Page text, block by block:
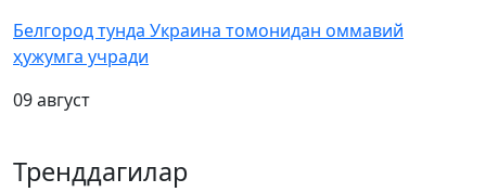
Белгород тунда Украина томонидан оммавий
ҳужумга учради
09 август
Тренддагилар